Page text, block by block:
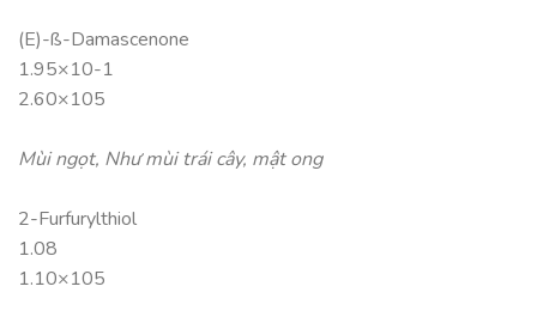
(E)-ß-Damascenone
1.95×10-1
2.60×105
Mùi ngọt, Như mùi trái cây, mật ong
2-Furfurylthiol
1.08
1.10×105